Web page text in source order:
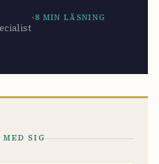
·8 MIN LÄSNING
SIG